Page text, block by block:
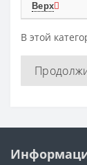
Верх
В этой